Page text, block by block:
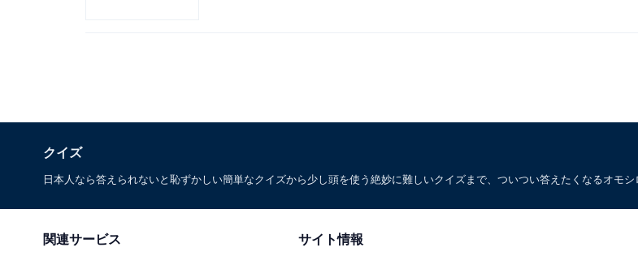
クイズ
日本人なら答えられないと恥ずかしい簡単なクイズから少し頭を使う絶妙に難しいクイズまで、ついつい答えたくなるオモシ
関連サービス サイト情報